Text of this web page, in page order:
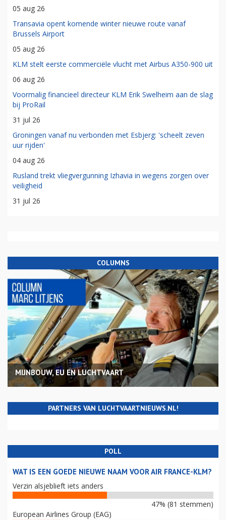
05 aug 26
Transavia opent komende winter nieuwe route vanaf
Brussels Airport
05 aug 26
KLM stelt eerste commerciële vlucht met Airbus A350-900 uit
06 aug 26
Voormalig financieel directeur KLM Erik Swelheim aan de slag
bij ProRail
31 jul 26
Groningen vanaf nu verbonden met Esbjerg: 'scheelt zeven
uur rijden'
04 aug 26
Rusland trekt vliegvergunning Izhavia in wegens zorgen over
veiligheid
31 jul 26
COLUMNS
MIJNBOUW, EU EN LUCHTVAART
PARTNERS VAN LUCHTVAARTNIEUWS.NL!
POLL
WAT IS EEN GOEDE NIEUWE NAAM VOOR AIR FRANCE-KLM?
Verzin alsjeblieft iets anders
47% (81 stemmen)
European Airlines Group (EAG)